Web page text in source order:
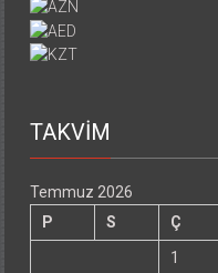
TAKVİM
Temmuz 2026
P
S Ç
1